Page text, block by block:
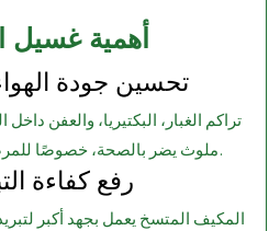
أهمية غسيل
1. تحسين جودة
تراكم الغبار، البكتيريا، والعفن
ملوث يضر بالصحة، خصوصًا للمرضى بالحساسية أو الربو.
2. رفع كفاءة
المكيف المتسخ يعمل بجهد أكبر